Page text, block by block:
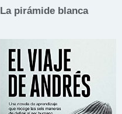
La pirámide blanca